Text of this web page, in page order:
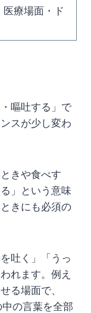
医療場面・ド
嘔吐する」で
スが少し変わ
きや食べす
」という意味
きにも必須の
吐く」「うっ
れます。例え
る場面で、
中の言葉を全部